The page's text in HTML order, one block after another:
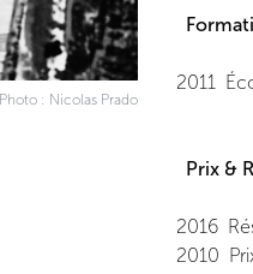
Photo : Nicolas Prado
2011
Prix &
2016
2010